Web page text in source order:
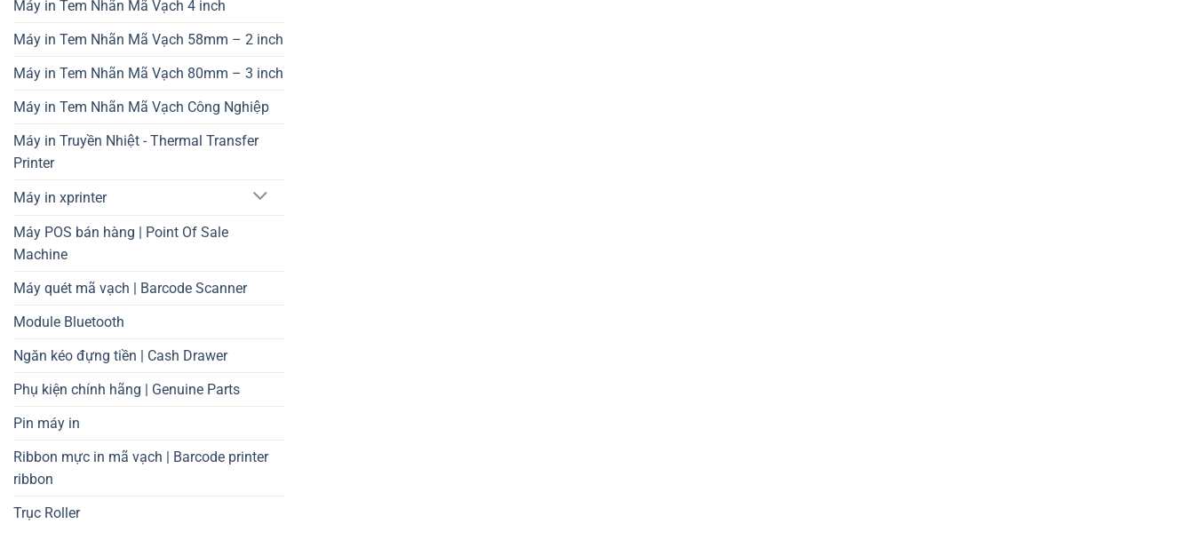
Máy in Tem Nhãn Mã Vạch 4 inch
Máy in Tem Nhãn Mã Vạch 58mm – 2 inch
Máy in Tem Nhãn Mã Vạch 80mm – 3 inch
Máy in Tem Nhãn Mã Vạch Công Nghiệp
Máy in Truyền Nhiệt - Thermal Transfer
Printer
Máy in xprinter
Máy POS bán hàng | Point Of Sale
Machine
Máy quét mã vạch | Barcode Scanner
Module Bluetooth
Ngăn kéo đựng tiền | Cash Drawer
Phụ kiện chính hãng | Genuine Parts
Pin máy in
Ribbon mực in mã vạch | Barcode printer
ribbon
Trục Roller